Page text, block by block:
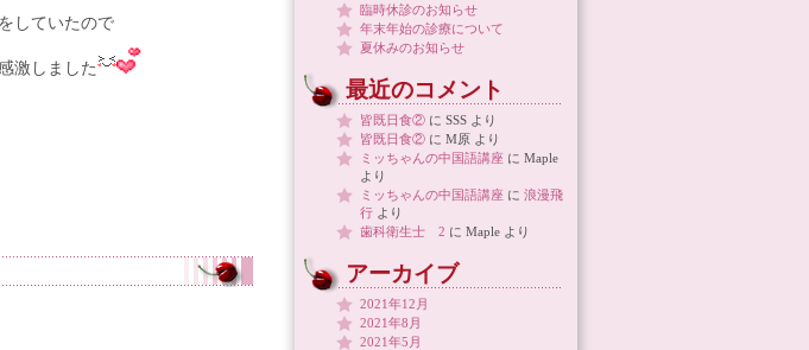
していたので
激しました
臨時休診のお知らせ
年末年始の診療について
夏休みのお知らせ
最近のコメント
皆既日食② に SSS より
皆既日食② に M原 より
ミッちゃんの中国語講座 に Maple
より
ミッちゃんの中国語講座 に 浪漫飛
行 より
歯科衛生士 2 に Maple より
アーカイブ
2021年12月
2021年8月
2021年5月